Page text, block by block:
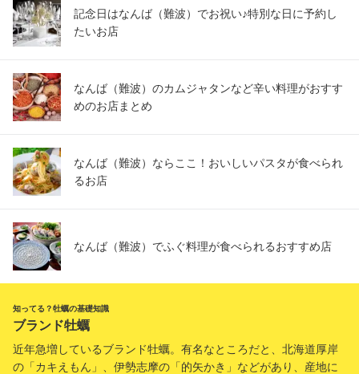
記念日はなんば（難波）でお祝い♪特別な日に予約し
たいお店
なんば（難波）のカムジャタンなど辛い料理がおすす
めのお店まとめ
なんば（難波）ならここ！おいしいパスタが食べられ
るお店
なんば（難波）でふぐ料理が食べられるおすすめ店
知ってる？牡蠣の基礎知識
ブランド牡蠣
近年急増しているブランド牡蠣。有名なところだと、北海道厚岸
の「カキえもん」、伊勢志摩の「的矢かき」などがあり、産地に